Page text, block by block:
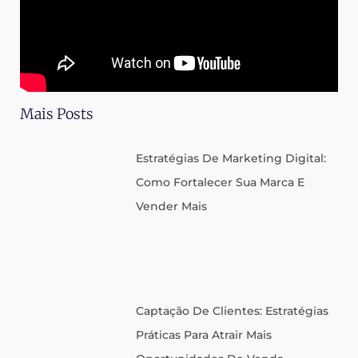
Mais Posts
Estratégias De Marketing Digital:
Como Fortalecer Sua Marca E
Vender Mais
Captação De Clientes: Estratégias
Práticas Para Atrair Mais